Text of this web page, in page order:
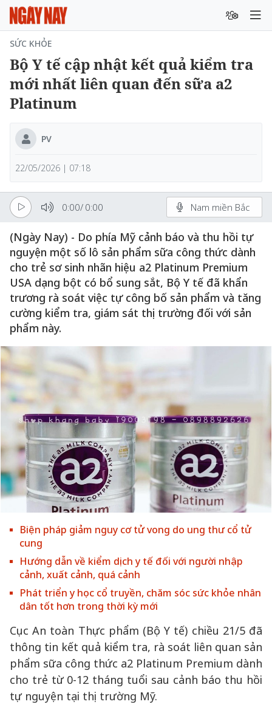
SỨC KHỎE
Bộ Y tế cập nhật kết quả kiểm tra
mới nhất liên quan đến sữa a2
Platinum
PV
22/05/2026 | 07:18
0:00/ 0:00 Nam miền Bắc
(Ngày Nay) - Do phía Mỹ cảnh báo và thu hồi tự
nguyện một số lô sản phẩm sữa công thức dành
cho trẻ sơ sinh nhãn hiệu a2 Platinum Premium
USA dạng bột có bổ sung sắt, Bộ Y tế đã khẩn
trương rà soát việc tự công bố sản phẩm và tăng
cường kiểm tra, giám sát thị trường đối với sản
phẩm này.
Biện pháp giảm nguy cơ tử vong do ung thư cổ tử
cung
Hướng dẫn về kiểm dịch y tế đối với người nhập
cảnh, xuất cảnh, quá cảnh
Phát triển y học cổ truyền, chăm sóc sức khỏe nhân
dân tốt hơn trong thời kỳ mới
Cục An toàn Thực phẩm (Bộ Y tế) chiều 21/5 đã
thông tin kết quả kiểm tra, rà soát liên quan sản
phẩm sữa công thức a2 Platinum Premium dành
cho trẻ từ 0-12 tháng tuổi sau cảnh báo thu hồi
tự nguyện tại thị trường Mỹ.